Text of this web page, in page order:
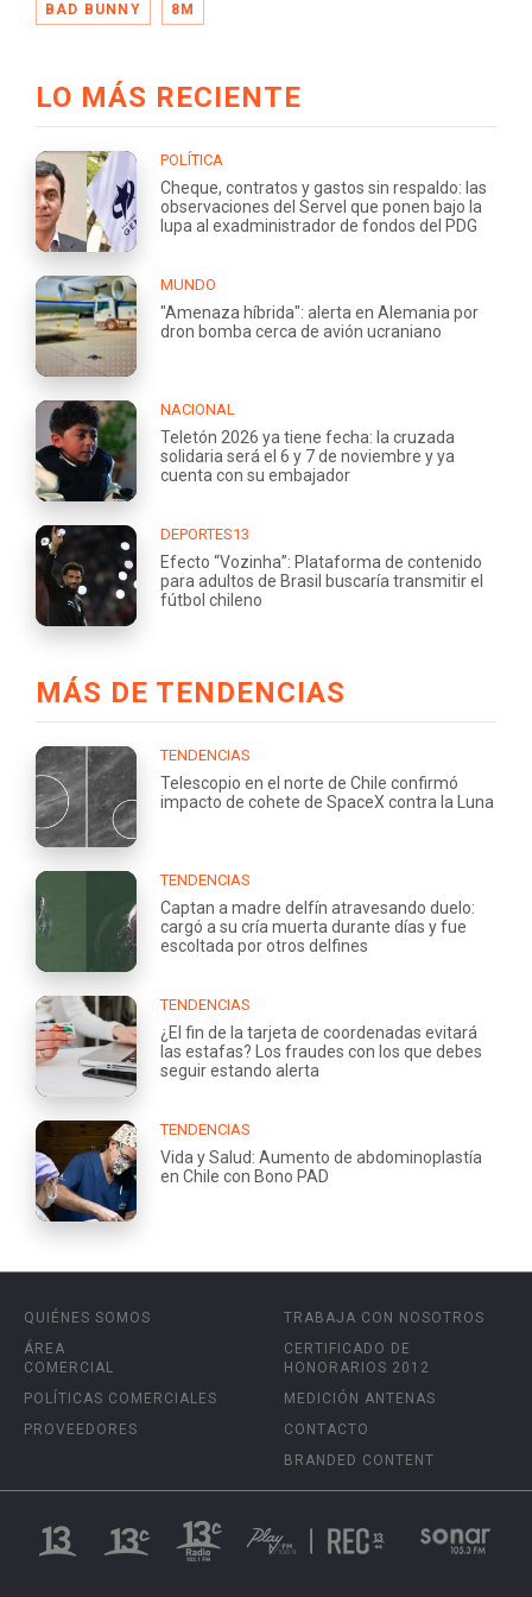
BAD BUNNY 8M
LO MÁS RECIENTE
POLÍTICA
Cheque, contratos y gastos sin respaldo: las
observaciones del Servel que ponen bajo la
lupa al exadministrador de fondos del PDG
MUNDO
"Amenaza híbrida": alerta en Alemania por
dron bomba cerca de avión ucraniano
NACIONAL
Teletón 2026 ya tiene fecha: la cruzada
solidaria será el 6 y 7 de noviembre y ya
cuenta con su embajador
DEPORTES13
Efecto “Vozinha”: Plataforma de contenido
para adultos de Brasil buscaría transmitir el
fútbol chileno
MÁS DE TENDENCIAS
TENDENCIAS
Telescopio en el norte de Chile confirmó
impacto de cohete de SpaceX contra la Luna
TENDENCIAS
Captan a madre delfín atravesando duelo:
cargó a su cría muerta durante días y fue
escoltada por otros delfines
TENDENCIAS
¿El fin de la tarjeta de coordenadas evitará
las estafas? Los fraudes con los que debes
seguir estando alerta
TENDENCIAS
Vida y Salud: Aumento de abdominoplastía
en Chile con Bono PAD
QUIÉNES SOMOS
ÁREA
COMERCIAL
POLÍTICAS COMERCIALES
PROVEEDORES
TRABAJA CON NOSOTROS
CERTIFICADO DE
HONORARIOS 2012
MEDICIÓN ANTENAS
CONTACTO
BRANDED CONTENT